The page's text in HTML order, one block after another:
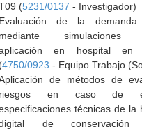
(5231/0137 - Investigador)
Evaluación de la demanda
mediante simulaciones
en hospital en
(4750/0923 - Equipo Trabajo
de métodos de
riesgos en caso de
técnicas de la
de conservación